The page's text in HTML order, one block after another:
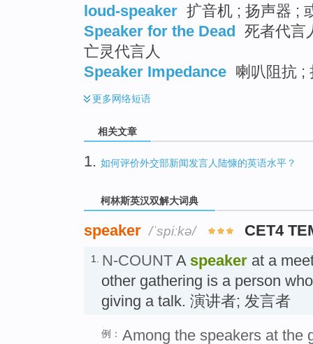
loud-speaker 扩音机 ; 扬声器 ;
Speaker for the Dead 死者代言
亡灵代言人
Speaker Impedance 喇叭阻抗 ;
更多网络短语
相关文章
1. 如何评价外交部新闻发言人陆慷的英语水平？
柯林斯英汉双解大词典
speaker /ˈspiːkə/ CET4
1. N-COUNT A speaker at a
other gathering is a person
giving a talk. 演讲者; 发言者
例： Among the speakers at the